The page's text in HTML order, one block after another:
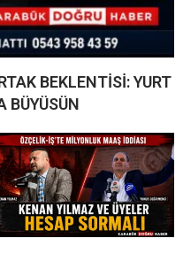
BEKLENTİSİ: YURT
BÜYÜSÜN